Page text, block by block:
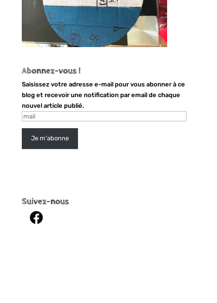
Abonnez-vous !
Saisissez votre adresse e-mail pour vous abonner à ce
blog et recevoir une notification par email de chaque
nouvel article publié.
mail
Je m'abonne
Suivez-nous
Facebook